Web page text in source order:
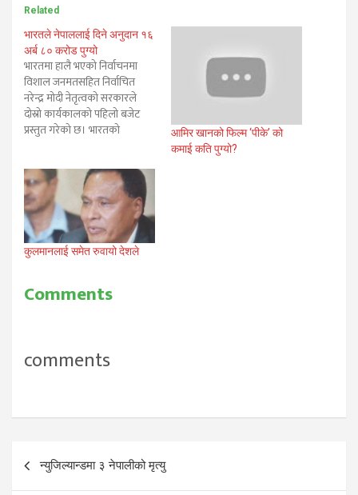
Related
भारतले नेपाललाई दिने अनुदान १६
अर्ब ८० करोड पुग्यो
भारतमा हालै भएको निर्वाचनमा
विशाल जनमतसहित निर्वाचित
नरेन्द्र मोदी नेतृत्वको सरकारले
दोस्रो कार्यकालको पहिलो बजेट
प्रस्तुत गरेको छ। भारतको
शुक्रवार सदनमा आर्थिक वर्ष
२०१९–२० को बजेट प्रस्तुत गरेकी
हुन्। चुनावअघि ल्याइएको बजेटमा
नेपाललाई ७ अर्ब भारतीय रूपैयाँ
अनुदान दिने प्रस्ताव गरिएकोमा
निर्वाचनपछिको सरकारले…
आमिर खानको फिल्म ‘पीके’ को
कमाई कति पुग्यो?
कुलमानलाई समेत रुवायो देशले
Comments
comments
Post
navigation
न्युजिल्यान्डमा ३ नेपालीको मृत्यु